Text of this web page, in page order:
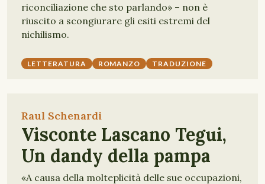
riconciliazione che sto parlando» – non è
riuscito a scongiurare gli esiti estremi del
nichilismo.
LETTERATURA ROMANZO TRADUZIONE
Raul Schenardi
Visconte Lascano Tegui,
Un dandy della pampa
«A causa della molteplicità delle sue occupazioni,